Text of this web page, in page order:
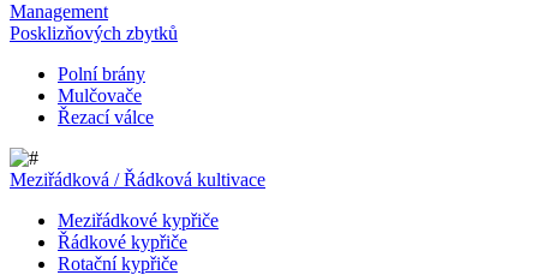
Management
Posklizňových zbytků
Polní brány
Mulčovače
Řezací válce
Meziřádková / Řádková kultivace
Meziřádkové kypřiče
Řádkové kypřiče
Rotační kypřiče